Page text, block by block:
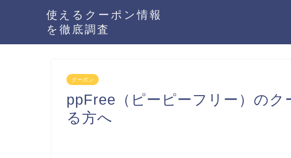
使えるクーポン情報
を徹底調査
クーポン
ppFree（ピーピーフリー）のク
る方へ